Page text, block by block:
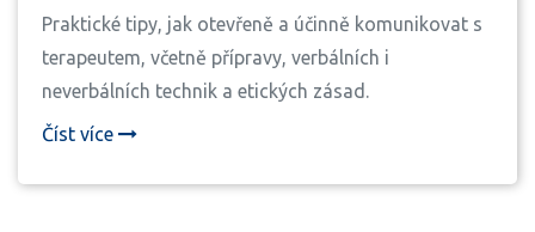
Praktické tipy, jak otevřeně a účinně komunikovat s
terapeutem, včetně přípravy, verbálních i
neverbálních technik a etických zásad.
Číst více